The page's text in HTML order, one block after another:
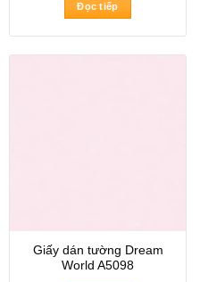
Đọc tiếp
Giấy dán tường Dream
World A5098